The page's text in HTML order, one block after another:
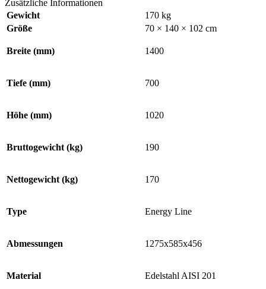
Zusätzliche Informationen
Gewicht
170 kg
Größe
70 × 140 × 102 cm
Breite (mm) 1400
Tiefe (mm) 700
Höhe (mm) 1020
Bruttogewicht (kg) 190
Nettogewicht (kg) 170
Type Energy Line
Abmessungen 1275x585x456
Material Edelstahl AISI 201